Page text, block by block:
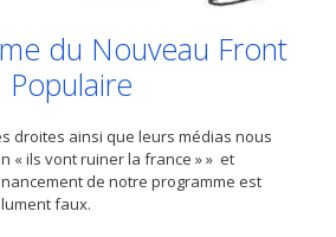
du Nouveau Front
Populaire
droites ainsi que leurs médias nous
« ils vont ruiner la france » » et
de notre programme est
faux.